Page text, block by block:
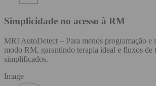
Simplicidade no acesso à RM
MRI AutoDetect – Para menos programação e
modo RM, garantindo terapia ideal e fluxos de
simplificados.
Image